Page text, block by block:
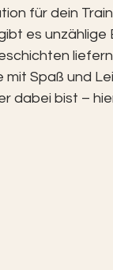
für dein
es unzählige
Spaß und
dabei bist –